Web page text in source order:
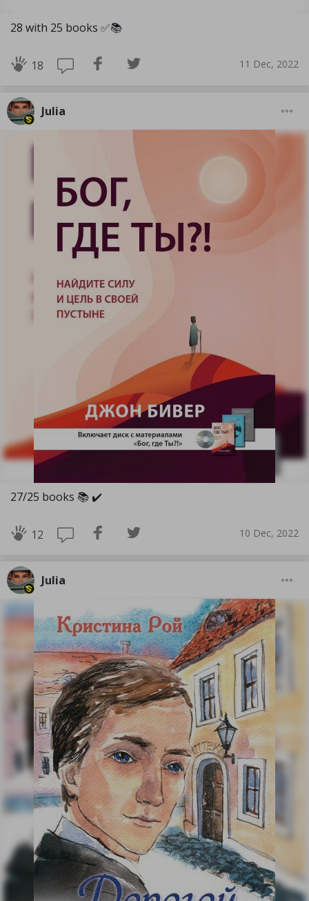
28 with 25 books ✅️📚
18 11 Dec, 2022
Julia
27/25 books 📚 ✔️
12 10 Dec, 2022
Julia